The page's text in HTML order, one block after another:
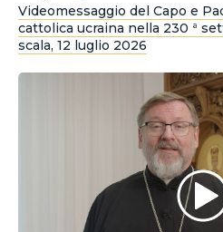
Videomessaggio del Capo e
cattolica ucraina nella 230 ª
scala, 12 luglio 2026